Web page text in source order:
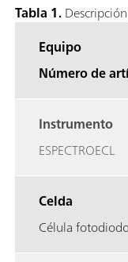
Tabla 1.
Equipo
Número de
Instrumento
ESPECTROECL
Celda
Célula